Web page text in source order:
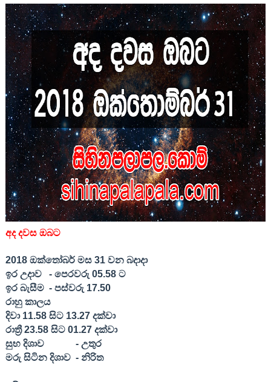
අද දවස ඔබට
2018 ඔක්තෝබර් මස 31වන බදාදා
ඉර උදාව
- පෙරවරු 05.58ට
ඉර බැසීම - පස්වරු 17.50
රාහු කාලය
දිවා 11.58සිට 13.27දක්වා
රාත්‍රී23.58සිට 01.27දක්වා
සුභ දිශාව
- උතුර
මරු සිටින දිශාව - නිරිත